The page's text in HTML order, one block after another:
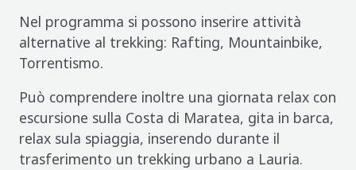
Nel programma si possono inserire attività
alternative al trekking: Rafting, Mountainbike,
Torrentismo.
Può comprendere inoltre una giornata relax con
escursione sulla Costa di Maratea, gita in barca,
relax sula spiaggia, inserendo durante il
trasferimento un trekking urbano a Lauria.